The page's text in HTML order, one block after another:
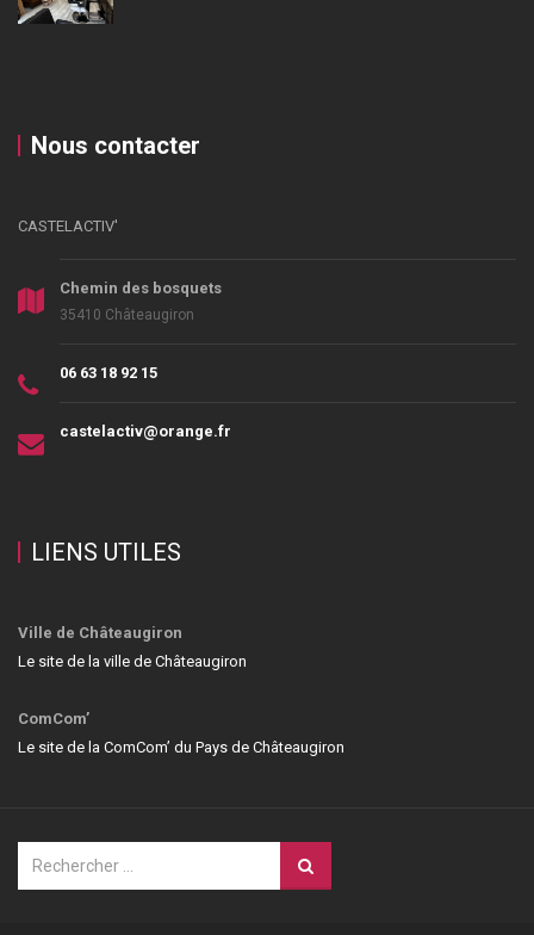
Nous contacter
CASTELACTIV'
Chemin des bosquets
35410 Châteaugiron
06 63 18 92 15
castelactiv@orange.fr
LIENS UTILES
Ville de Châteaugiron
Le site de la ville de Châteaugiron
ComCom’
Le site de la ComCom’ du Pays de Châteaugiron